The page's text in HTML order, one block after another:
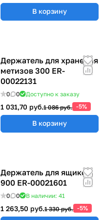
В корзину
Держатель для хранения
метизов 300 ER-
00022131
0 0 Доступно к заказу
1 031,70 руб.1 086 руб. -5%
В корзину
Держатель для ящиков
900 ER-00021601
0 0 В наличии: 41
1 263,50 руб.1 330 руб. -5%